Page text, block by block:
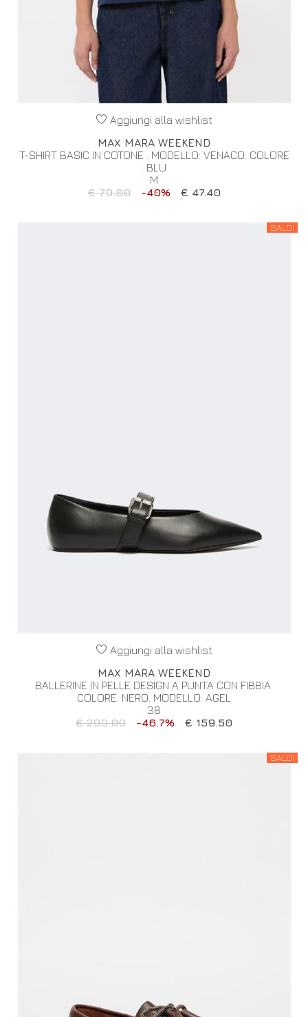
Aggiungi alla wishlist
MAX MARA WEEKEND
T-SHIRT BASIC IN COTONE . MODELLO: VENACO. COLORE
: BLU
M
€ 79.00
-40% € 47.40
SALDI
Aggiungi alla wishlist
MAX MARA WEEKEND
BALLERINE IN PELLE DESIGN A PUNTA CON FIBBIA.
COLORE: NERO. MODELLO: AGEL
38
€ 299.00
-46.7% € 159.50
SALDI